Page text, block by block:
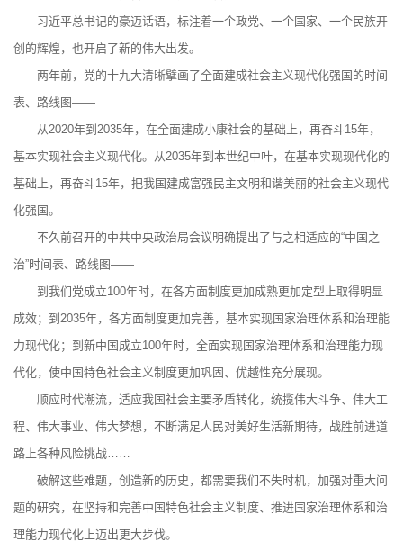
习近平总书记的豪迈话语，标注着一个政党、一个国家、一个民族开
创的辉煌，也开启了新的伟大出发。
两年前，党的十九大清晰擘画了全面建成社会主义现代化强国的时间
表、路线图——
从2020年到2035年，在全面建成小康社会的基础上，再奋斗15年，
基本实现社会主义现代化。从2035年到本世纪中叶，在基本实现现代化的
基础上，再奋斗15年，把我国建成富强民主文明和谐美丽的社会主义现代
化强国。
不久前召开的中共中央政治局会议明确提出了与之相适应的“中国之
治”时间表、路线图——
到我们党成立100年时，在各方面制度更加成熟更加定型上取得明显
成效；到2035年，各方面制度更加完善，基本实现国家治理体系和治理能
力现代化；到新中国成立100年时，全面实现国家治理体系和治理能力现
代化，使中国特色社会主义制度更加巩固、优越性充分展现。
顺应时代潮流，适应我国社会主要矛盾转化，统揽伟大斗争、伟大工
程、伟大事业、伟大梦想，不断满足人民对美好生活新期待，战胜前进道
路上各种风险挑战……
破解这些难题，创造新的历史，都需要我们不失时机，加强对重大问
题的研究，在坚持和完善中国特色社会主义制度、推进国家治理体系和治
理能力现代化上迈出更大步伐。